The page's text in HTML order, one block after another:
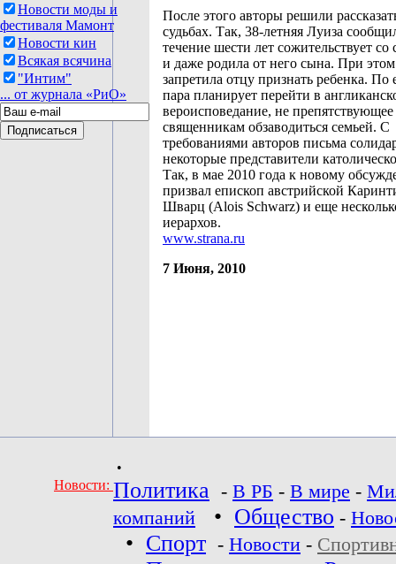
Новости моды и
фестиваля Мамонт
Новости кин
Всякая всячина
"Интим"
... от журнала «РиО»
После этого авторы решили
судьбах. Так, 38-летняя Луиза
течение шести лет сожительствует
и даже родила от него сына. При этом
запретила отцу признать ребенка. По
пара планирует перейти в
вероисповедание, не препятствующее
священникам обзаводиться семьей. С
требованиями авторов письма
некоторые представители
Так, в мае 2010 года к новому
призвал епископ австрийской
Шварц (Alois Schwarz) и еще
иерархов.
www.strana.ru
7 Июня, 2010
•
Новости: Политика - В РБ - В мире -
компаний
• Общество -
• Спорт - Новости -